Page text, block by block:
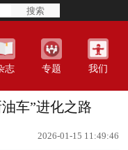
搜索
志 专题 我们
车”进化之路
2026-01-15 11:49:46